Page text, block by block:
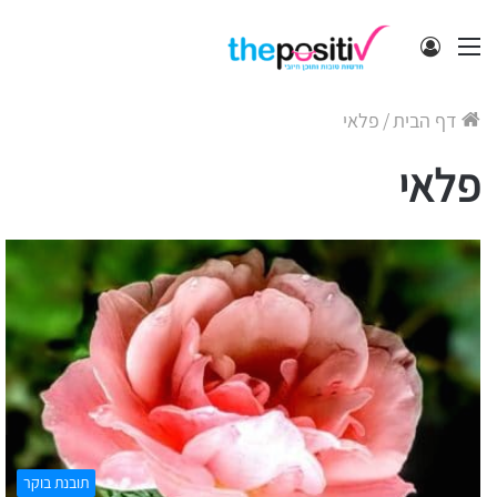
תפריט התחבר
דף הבית/ פלאי
פלאי
תובנת בוקר